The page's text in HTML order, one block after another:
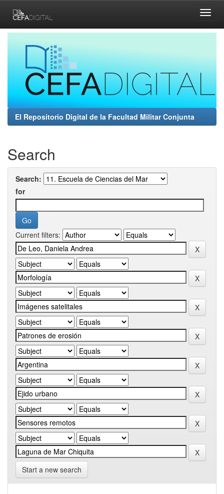
navigation
El Repositorio Digital de la Facultad Militar Conjunta
Search
Search:
for
Current filters:
Start a new search